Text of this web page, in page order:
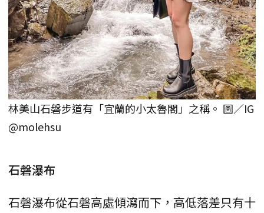
林美山石磐步道有「宜蘭的小太魯閣」之稱。 圖／IG
@molehsu
石磐瀑布
石磐瀑布從石磐高處傾瀉而下，高低落差只有十